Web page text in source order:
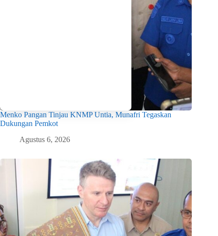
Menko Pangan Tinjau KNMP Untia, Munafri Tegaskan
Dukungan Pemkot
Agustus 6, 2026